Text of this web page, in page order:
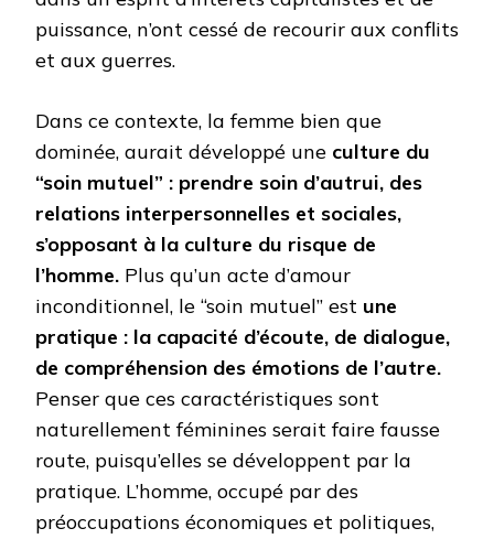
puissance, n’ont cessé de recourir aux conflits
et aux guerres.
Dans ce contexte, la femme bien que
dominée, aurait développé une culture du
“soin mutuel” : prendre soin d’autrui, des
relations interpersonnelles et sociales,
s’opposant à la culture du risque de
l’homme. Plus qu’un acte d’amour
inconditionnel, le “soin mutuel” est une
pratique : la capacité d’écoute, de dialogue,
de compréhension des émotions de l’autre.
Penser que ces caractéristiques sont
naturellement féminines serait faire fausse
route, puisqu’elles se développent par la
pratique. L’homme, occupé par des
préoccupations économiques et politiques,